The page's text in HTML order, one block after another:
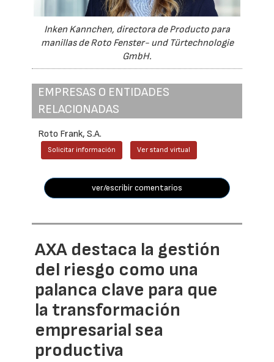
Inken Kannchen, directora de Producto para
manillas de Roto Fenster- und Türtechnologie
GmbH.
EMPRESAS O ENTIDADES
RELACIONADAS
Roto Frank, S.A.
Solicitar información Ver stand virtual
ver/escribir comentarios
AXA destaca la gestión
del riesgo como una
palanca clave para que
la transformación
empresarial sea
productiva